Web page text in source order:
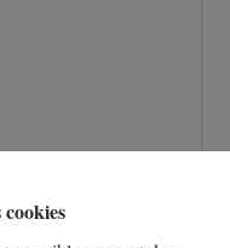
cookies